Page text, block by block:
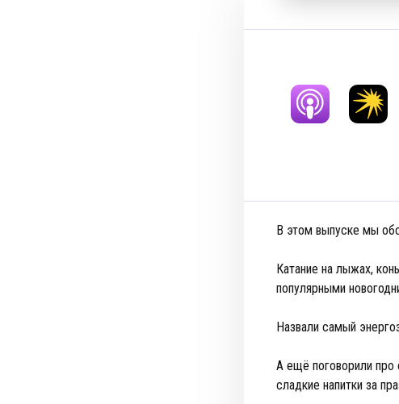
В этом выпуске мы
Катание на лыжах,
популярными
Назвали самый
А ещё поговорили про
сладкие напитки за